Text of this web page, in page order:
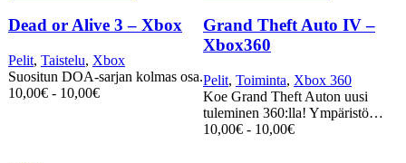
Dead or Alive 3 – Xbox
Pelit, Taistelu, Xbox
Suositun DOA-sarjan kolmas osa.
10,00€ - 10,00€
Grand Theft Auto IV –
Xbox360
Pelit, Toiminta, Xbox 360
Koe Grand Theft Auton uusi
tuleminen 360:lla! Ympäristö…
10,00€ - 10,00€